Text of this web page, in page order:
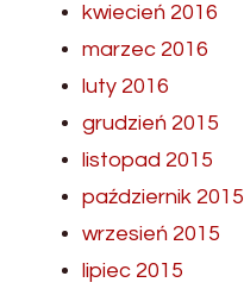
kwiecień 2016
marzec 2016
luty 2016
grudzień 2015
listopad 2015
październik 2015
wrzesień 2015
lipiec 2015